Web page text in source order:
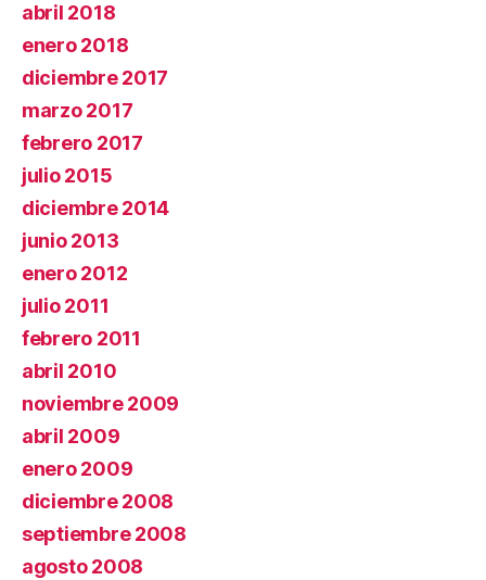
abril 2018
enero 2018
diciembre 2017
marzo 2017
febrero 2017
julio 2015
diciembre 2014
junio 2013
enero 2012
julio 2011
febrero 2011
abril 2010
noviembre 2009
abril 2009
enero 2009
diciembre 2008
septiembre 2008
agosto 2008